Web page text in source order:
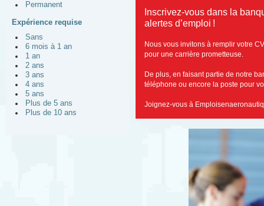
Permanent
Expérience requise
Sans
6 mois à 1 an
1 an
2 ans
3 ans
4 ans
5 ans
Plus de 5 ans
Plus de 10 ans
Inscrivez-vous dans la
alertes d’emploi !
Nous vous invitons à remplir votre
pour une carrière prometteuse.
De plus, en faisant partie de notre
téléphone ou encore la poste pour
Joignez-vous à